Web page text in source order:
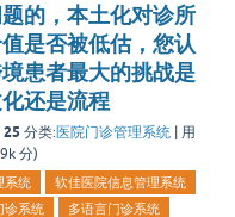
的，本土化对诊所
是否被低估，您认
患者最大的挑战是
还是流程
25 分类:医院门诊管理系统
用
分)
系统
软佳医院信息管理系统
诊系统
多语言门诊系统